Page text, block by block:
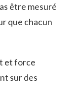
être mesuré
que chacun
et force
sur des